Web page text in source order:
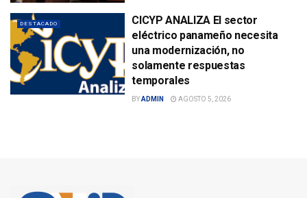
DESTACADO
CICYP ANALIZA El sector
eléctrico panameño necesita
una modernización, no
solamente respuestas
temporales
BYADMIN AGOSTO 5, 2026